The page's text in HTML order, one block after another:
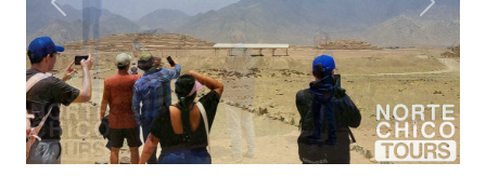
Previous Next